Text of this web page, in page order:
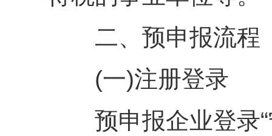
二、预申报流程
(一)注册登录
预申报企业登录“